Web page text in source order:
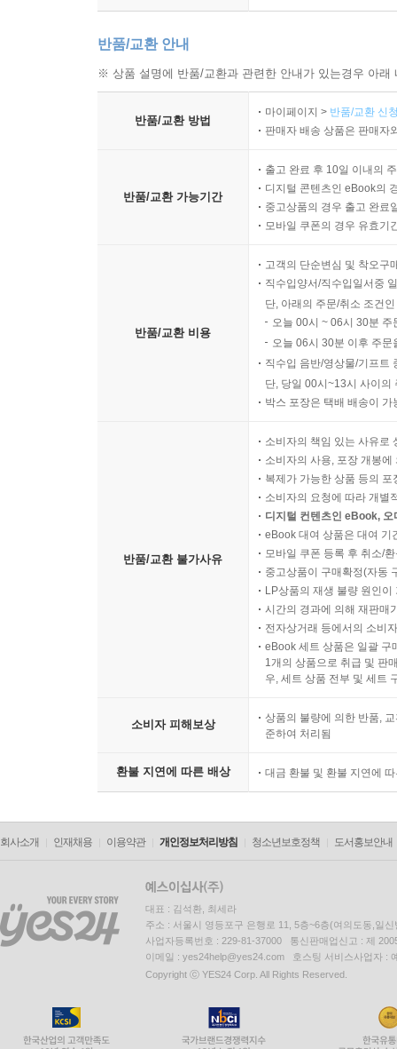
반품/교환 안내
※ 상품 설명에 반품/교환과 관련한 안내가 있는경우 아
반품/교환 방법
마이페이지 > 반품/교환 신
판매자 배송 상품은 판매자
반품/교환 가능기간
출고 완료 후 10일 이내의
디지털 콘텐츠인 eBook의
중고상품의 경우 출고 완료
모바일 쿠폰의 경우 유효기
반품/교환 비용
고객의 단순변심 및 착오구
직수입양서/직수입일서중
단, 아래의 주문/취소 조건
오늘 00시 ~ 06시 30분
오늘 06시 30분 이후 주
직수입 음반/영상물/기프트
단, 당일 00시~13시 사이의
박스 포장은 택배 배송이
반품/교환 불가사유
소비자의 책임 있는 사유로
소비자의 사용, 포장 개봉
복제가 가능한 상품 등의
소비자의 요청에 따라 개별
디지털 컨텐츠인 eBook,
eBook 대여 상품은 대여 기
모바일 쿠폰 등록 후 취소/
중고상품이 구매확정(자동
LP상품의 재생 불량 원인
시간의 경과에 의해 재판매
전자상거래 등에서의 소비
eBook 세트 상품은 일괄 구
1개의 상품으로 취급 및 판
우, 세트 상품 전부 및 세트
소비자 피해보상
상품의 불량에 의한 반품,
준하여 처리됨
환불 지연에 따른 배상 대금 환불 및 환불 지연에
회사소개 인재채용 이용약관 개인정보처리방침 청소년보호정책 도서홍보안내
대표 : 김석환, 최세라
주소 : 서울시 영등포구 은행로 11, 5층~6층(여의도동,일신
사업자등록번호 : 229-81-37000 통신판매업신고 : 제
이메일 : yes24help@yes24.com 호스팅 서비스사업자 :
Copyright ⓒ YES24 Corp. All Rights Reserved.